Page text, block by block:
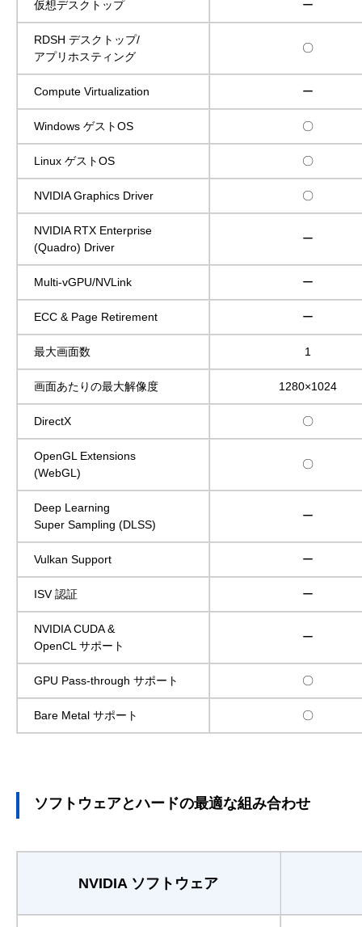
仮想デスクトップ ー
RDSH デスクトップ/
アプリホスティング
〇
Compute Virtualization ー
Windows ゲストOS 〇
Linux ゲストOS 〇
NVIDIA Graphics Driver 〇
NVIDIA RTX Enterprise
(Quadro) Driver
ー
Multi-vGPU/NVLink ー
ECC & Page Retirement ー
最大画面数 1
画面あたりの最大解像度 1280×1024
DirectX 〇
OpenGL Extensions
(WebGL)
〇
Deep Learning
Super Sampling (DLSS)
ー
Vulkan Support ー
ISV 認証 ー
NVIDIA CUDA &
OpenCL サポート
ー
GPU Pass-through サポート 〇
Bare Metal サポート 〇
ソフトウェアとハードの最適な組み合わせ
NVIDIA ソフトウェア